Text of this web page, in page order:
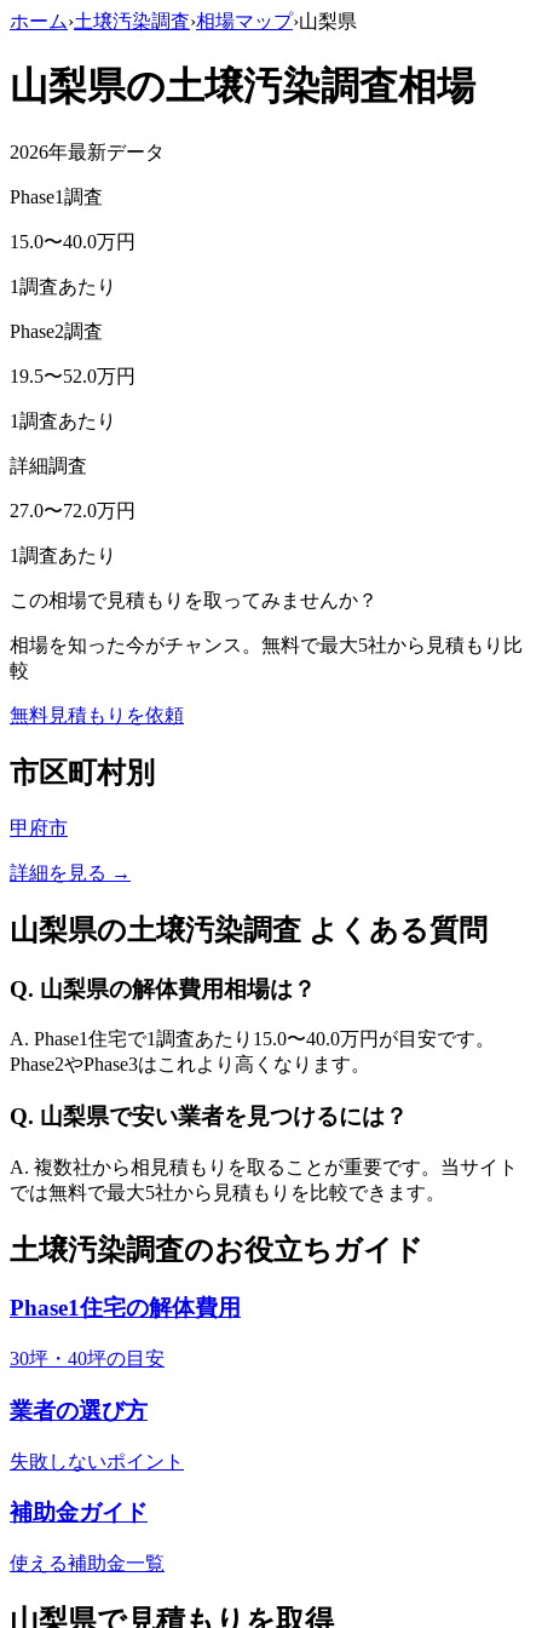
ホーム›土壌汚染調査›相場マップ›山梨県
山梨県の土壌汚染調査相場
2026年最新データ
Phase1調査
15.0〜40.0万円
1調査あたり
Phase2調査
19.5〜52.0万円
1調査あたり
詳細調査
27.0〜72.0万円
1調査あたり
この相場で見積もりを取ってみませんか？
相場を知った今がチャンス。無料で最大5社から見積もり比
較
無料見積もりを依頼
市区町村別
甲府市
詳細を見る →
山梨県の土壌汚染調査 よくある質問
Q. 山梨県の解体費用相場は？
A. Phase1住宅で1調査あたり 15.0〜40.0万円が目安です。
Phase2やPhase3はこれより高くなります。
Q. 山梨県で安い業者を見つけるには？
A. 複数社から相見積もりを取ることが重要です。当サイト
では無料で最大5社から見積もりを比較できます。
土壌汚染調査のお役立ちガイド
Phase1住宅の解体費用
30坪・40坪の目安
業者の選び方
失敗しないポイント
補助金ガイド
使える補助金一覧
山梨県で見積もりを取得